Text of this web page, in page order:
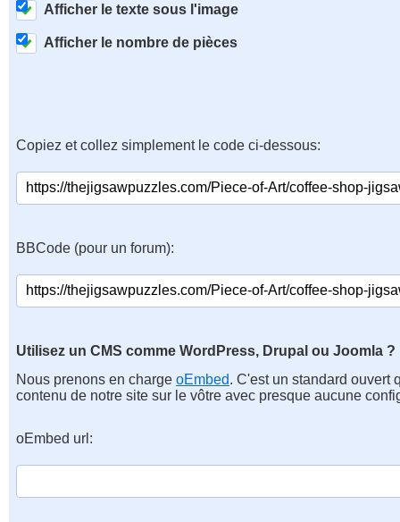
Afficher le texte sous l'image
Afficher le nombre de pièces
Copiez et collez simplement le code ci-dessous:
BBCode (pour un forum):
Utilisez un CMS comme WordPress, Drupal ou Joomla ?
Nous prenons en charge oEmbed. C'est un standard ouvert
contenu de notre site sur le vôtre avec presque aucune
oEmbed url: